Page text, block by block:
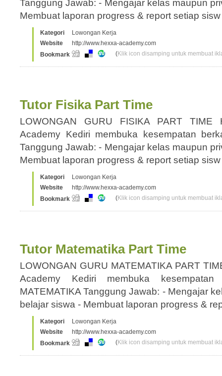
Tanggung Jawab: - Mengajar kelas maupun
Membuat laporan progress & report setiap
Kategori
Lowongan Kerja
Website
http://www.hexxa-academy.com
Bookmark
(Klik icon disamping untuk membuat
Tutor Fisika Part Time
LOWONGAN GURU FISIKA PART TIME
Academy Kediri membuka kesempatan
Tanggung Jawab: - Mengajar kelas maupun
Membuat laporan progress & report setiap
Kategori
Lowongan Kerja
Website
http://www.hexxa-academy.com
Bookmark
(Klik icon disamping untuk membuat
Tutor Matematika Part Time
LOWONGAN GURU MATEMATIKA PART
Academy Kediri membuka
MATEMATIKA Tanggung Jawab: - Mengajar
belajar siswa - Membuat laporan progress &
Kategori
Lowongan Kerja
Website
http://www.hexxa-academy.com
Bookmark
(Klik icon disamping untuk membuat